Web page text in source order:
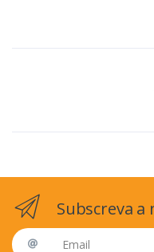
Subscreva
Email address